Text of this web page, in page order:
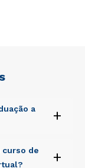
a
+
error sit
curso de
+